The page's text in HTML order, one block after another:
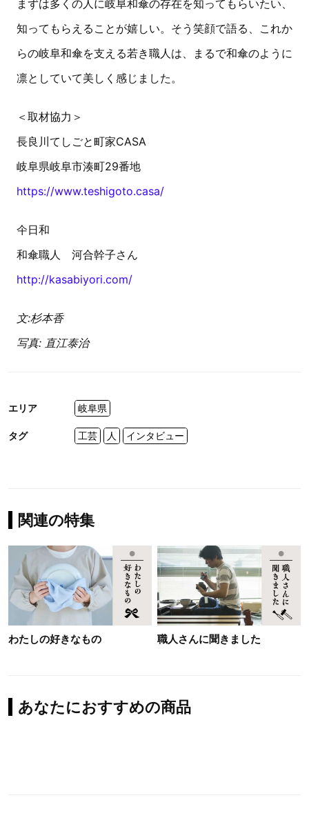
まずは多くの人に岐阜和傘の存在を知ってもらいたい、
知ってもらえることが嬉しい。そう笑顔で語る、これか
らの岐阜和傘を支える若き職人は、まるで和傘のように
凛としていて美しく感じました。
＜取材協力＞
長良川てしごと町家CASA
岐阜県岐阜市湊町29番地
https://www.teshigoto.casa/
仐日和
和傘職人 河合幹子さん
http://kasabiyori.com/
文:杉本香
写真: 直江泰治
エリア 岐阜県
タグ 工芸 人 インタビュー
関連の特集
わたしの好きなもの 職人さんに聞きました
あなたにおすすめの商品